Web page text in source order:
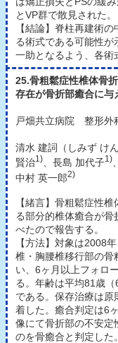
とVP群で散見された。
【結論】脊柱再建術
る術式である可能性
一助となるよう、各術
25.骨粗鬆症性椎体骨
存在が骨折部癒合に与
戸畑共立病院 整形外
清水 建詞（しみず けん
賢治1) 、長島 加代子1)
中村 英一郎2)
【緒言】骨粗鬆症性
る部分的椎体癒合が骨
べたので報告する。
【方法】対象は2008
椎・胸腰椎移行部の骨
い、6ヶ月以上フォロ
る。年齢は平均81歳
である。保存治療は
着した。癒合判定は6
像にて骨折部の不安定
のを骨癒合と判定した